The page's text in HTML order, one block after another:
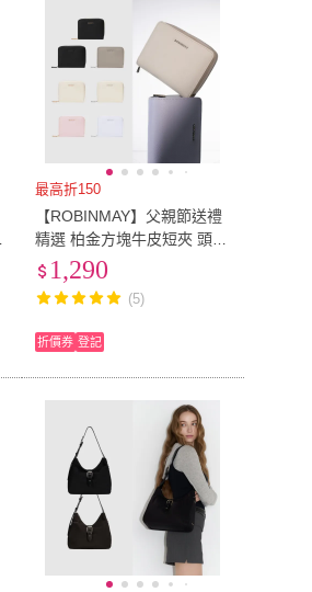
最高折150
【ROBINMAY】父親節送禮
精選 柏金方塊牛皮短夾 頭層
皮(壓扣＋拉鍊封口/多色任
選/女夾)
1,290
(5)
折價券 登記